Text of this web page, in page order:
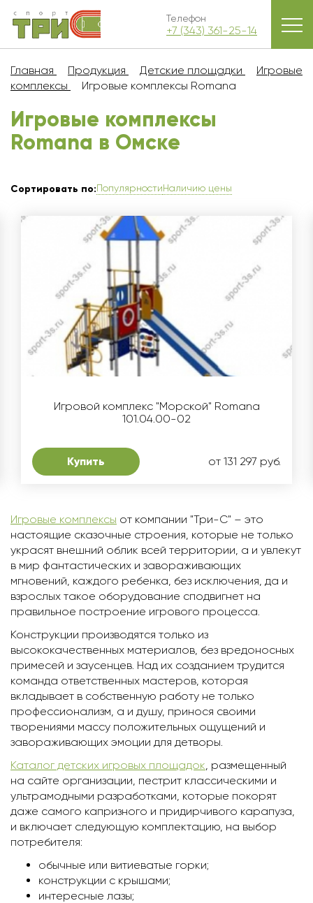
Телефон
+7 (343) 361-25-14
Главная Продукция Детские площадки
Игровые
комплексы
Игровые комплексы Romana
Игровые комплексы
Romana в Омскe
Сортировать по:ПопулярностиНаличию цены
Игровой комплекс "Морской" Romana
101.04.00-02
Купить от 131 297 руб.
Игровые комплексы от компании "Три-С" – это
настоящие сказочные строения, которые не только
украсят внешний облик всей территории, а и увлекут
в мир фантастических и завораживающих
мгновений, каждого ребенка, без исключения, да и
взрослых такое оборудование сподвигнет на
правильное построение игрового процесса.
Конструкции производятся только из
высококачественных материалов, без вредоносных
примесей и заусенцев. Над их созданием трудится
команда ответственных мастеров, которая
вкладывает в собственную работу не только
профессионализм, а и душу, принося своими
творениями массу положительных ощущений и
завораживающих эмоции для детворы.
Каталог детских игровых площадок, размещенный
на сайте организации, пестрит классическими и
ультрамодными разработками, которые покорят
даже самого капризного и придирчивого карапуза,
и включает следующую комплектацию, на выбор
потребителя:
обычные или витиеватые горки;
конструкции с крышами;
интересные лазы;